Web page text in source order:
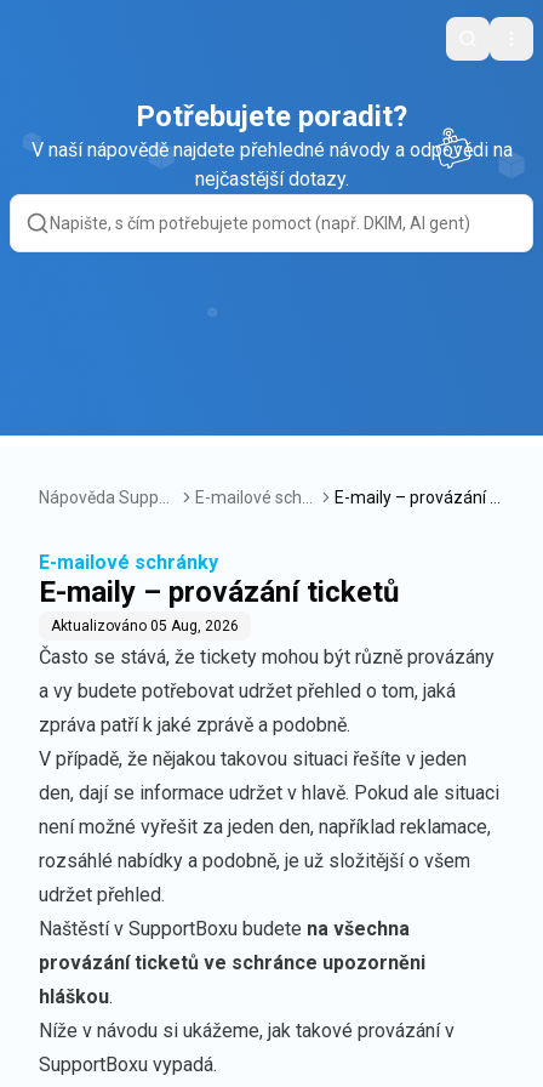
Search
Potřebujete poradit?
V naší nápovědě najdete přehledné návody a odpovědi na
nejčastější dotazy.
Nápověda Suppor
E-mailové schr
E-maily – provázání ti
E-mailové schránky
E-maily – provázání ticketů
Aktualizováno 05 Aug, 2026
Často se stává, že tickety mohou být různě provázány
a vy budete potřebovat udržet přehled o tom, jaká
zpráva patří k jaké zprávě a podobně.
V případě, že nějakou takovou situaci řešíte v jeden
den, dají se informace udržet v hlavě. Pokud ale situaci
není možné vyřešit za jeden den, například reklamace,
rozsáhlé nabídky a podobně, je už složitější o všem
udržet přehled.
Naštěstí v SupportBoxu budete na všechna
provázání ticketů ve schránce upozorněni
hláškou.
Níže v návodu si ukážeme, jak takové provázání v
SupportBoxu vypadá.